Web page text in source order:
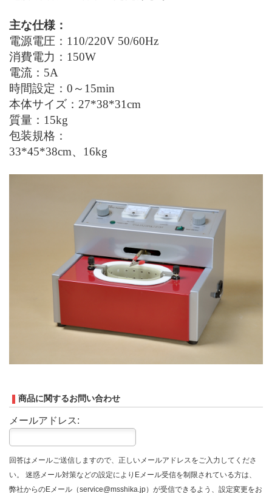
主な仕様：
電源電圧：110/220V 50/60Hz
消費電力：150W
電流： 5A
時間設定：0～15min
本体サイズ：27*38*31cm
質量： 15kg
包装規格：
33*45*38cm、16kg
商品に関するお問い合わせ
メールアドレス:
回答はメールご送信しますので、正しいメールアドレスをご入力してくださ
い。 迷惑メール対策などの設定によりEメール受信を制限されている方は、
弊社からのEメール（service@msshika.jp）が受信できるよう、設定変更をお